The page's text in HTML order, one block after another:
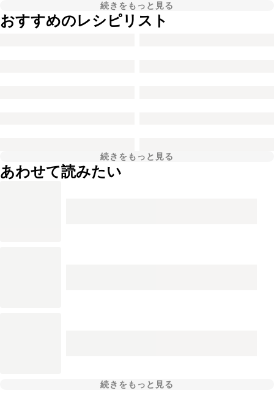
続きをもっと見る
おすすめのレシピリスト
続きをもっと見る
あわせて読みたい
続きをもっと見る